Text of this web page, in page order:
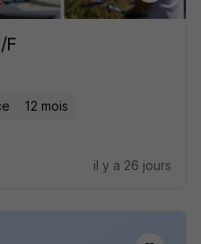
F
12 mois
il y a 26 jours